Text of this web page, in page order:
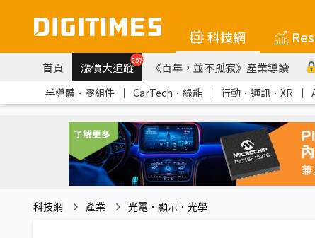
科技網
首頁 漲價大追蹤257 《百年，並不孤寂》產業導讀
半導體．零組件 ｜ CarTech．綠能 ｜ 行動．通訊．XR ｜
科技網 產業 光電．顯示．光學